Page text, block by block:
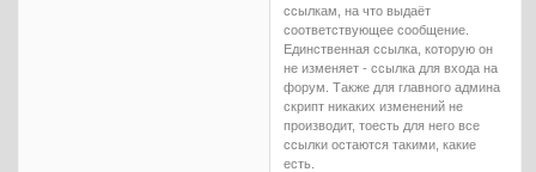
ссылкам, на что выдаёт
соответствующее сообщение.
Единственная ссылка, которую он
не изменяет - ссылка для входа на
форум. Также для главного админа
скрипт никаких изменений не
производит, тоесть для него все
ссылки остаются такими, какие
есть.